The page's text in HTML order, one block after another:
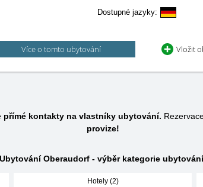
Dostupné jazyky:
Více o tomto ubytování Vložit
přímé kontakty na vlastníky ubytování.
provize!
Ubytování Oberaudorf - výběr kategorie
Hotely (2)